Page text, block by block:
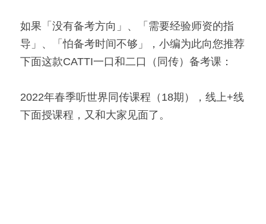
如果「没有备考方向」、「需要经验师资的指
导」、「怕备考时间不够」，小编为此向您推荐
下面这款CATTI一口和二口（同传）备考课：
2022年春季听世界同传课程（18期），线上+线
下面授课程，又和大家见面了。